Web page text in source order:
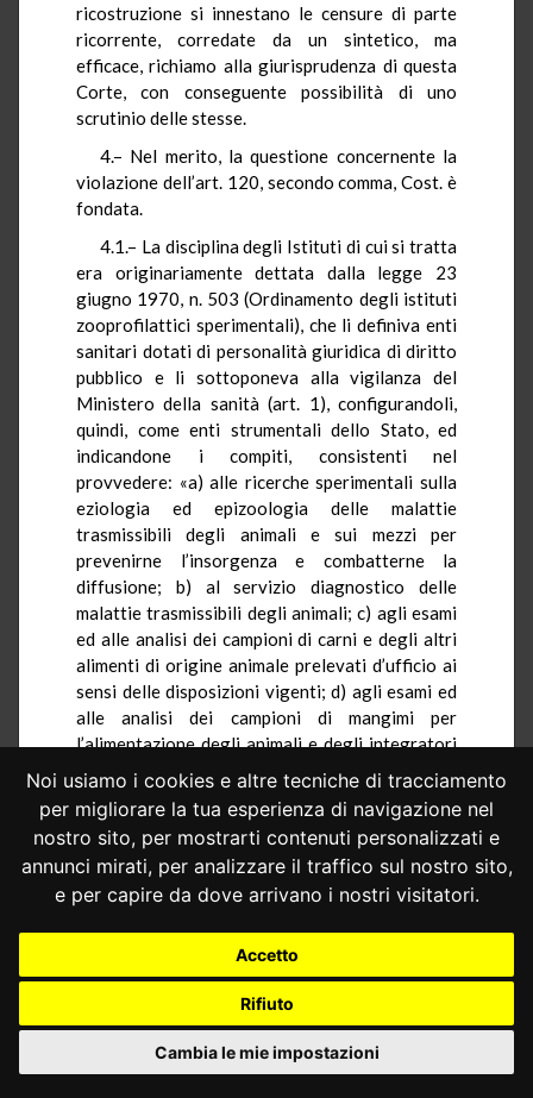
Noi usiamo i cookies e altre tecniche di tracciamento
per migliorare la tua esperienza di navigazione nel
nostro sito, per mostrarti contenuti personalizzati e
annunci mirati, per analizzare il traffico sul nostro sito,
e per capire da dove arrivano i nostri visitatori.
Accetto
Rifiuto
Cambia le mie impostazioni
ricostruzione si innestano le censure di parte
ricorrente, corredate da un sintetico, ma
efficace, richiamo alla giurisprudenza di questa
Corte, con conseguente possibilità di uno
scrutinio delle stesse.
4.– Nel merito, la questione concernente la
violazione dell’art. 120, secondo comma, Cost. è
fondata.
4.1.– La disciplina degli Istituti di cui si tratta
era originariamente dettata dalla legge 23
giugno 1970, n. 503 (Ordinamento degli istituti
zooprofilattici sperimentali), che li definiva enti
sanitari dotati di personalità giuridica di diritto
pubblico e li sottoponeva alla vigilanza del
Ministero della sanità (art. 1), configurandoli,
quindi, come enti strumentali dello Stato, ed
indicandone i compiti, consistenti nel
provvedere: «a) alle ricerche sperimentali sulla
eziologia ed epizoologia delle malattie
trasmissibili degli animali e sui mezzi per
prevenirne l’insorgenza e combatterne la
diffusione; b) al servizio diagnostico delle
malattie trasmissibili degli animali; c) agli esami
ed alle analisi dei campioni di carni e degli altri
alimenti di origine animale prelevati d’ufficio ai
sensi delle disposizioni vigenti; d) agli esami ed
alle analisi dei campioni di mangimi per
l’alimentazione degli animali e degli integratori
per mangimi prelevati d’ufficio; e) alla
propaganda sanitaria ed alla consulenza agli
allevatori per la difesa contro le malattie
trasmissibili degli animali e per lo sviluppo ed il
miglioramento igienico delle produzioni animali;
f) alla formazione di personale specializzato nel
compito di interesse veterinario, che venga loro
demandato dal Ministero della sanità o dalla
La successiva attrazione degli Istituti nella
sfera delle funzioni amministrative delle